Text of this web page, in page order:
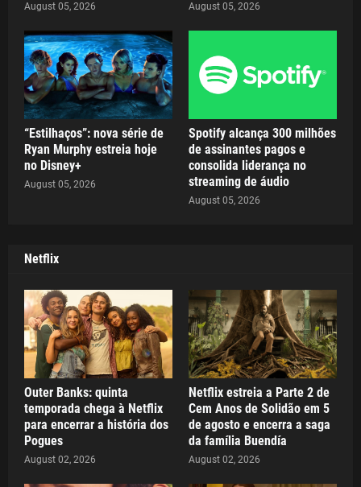
August 05, 2026 August 05, 2026
“Estilhaços”: nova série de
Ryan Murphy estreia hoje
no Disney+
August 05, 2026
Spotify alcança 300 milhões
de assinantes pagos e
consolida liderança no
streaming de áudio
August 05, 2026
Netflix
Outer Banks: quinta
temporada chega à Netflix
para encerrar a história dos
Pogues
August 02, 2026
Netflix estreia a Parte 2 de
Cem Anos de Solidão em 5
de agosto e encerra a saga
da família Buendía
August 02, 2026